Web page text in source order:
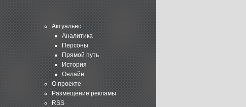
Актуально
Аналитика
Персоны
Прямой путь
История
Онлайн
О проекте
Размещение рекламы
RSS